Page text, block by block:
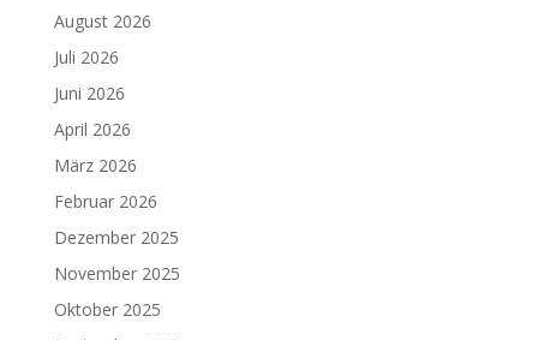
August 2026
Juli 2026
Juni 2026
April 2026
März 2026
Februar 2026
Dezember 2025
November 2025
Oktober 2025